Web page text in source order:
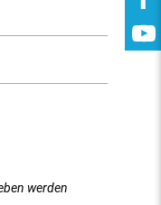
werden